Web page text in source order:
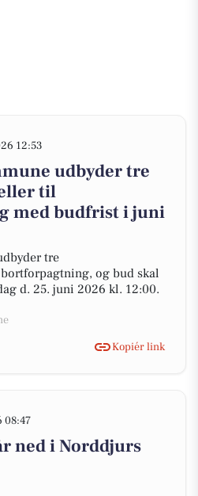
12:53
udbyder tre
til
med budfrist i juni
tre
og bud skal
d. 25. juni 2026 kl. 12:00.
Kopiér link
08:47
ned i Norddjurs